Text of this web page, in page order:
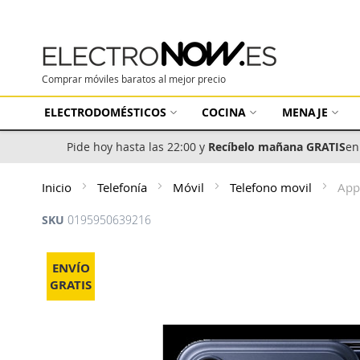
Comprar móviles baratos al mejor precio
ELECTRODOMÉSTICOS COCINA MENAJE
Pide hoy hasta las 22:00 y Recíbelo mañana GRATIS
Inicio Telefonía Móvil Telefono movil
ENVÍO
GRATIS
SKU 0195950639216
Saltar
final
de